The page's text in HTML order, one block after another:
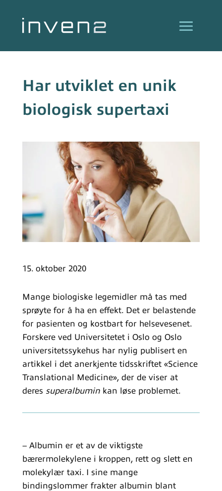
Har utviklet en unik
biologisk supertaxi
15. oktober 2020
Mange biologiske legemidler må tas med
sprøyte for å ha en effekt. Det er belastende
for pasienten og kostbart for helsevesenet.
Forskere ved Universitetet i Oslo og Oslo
universitetssykehus har nylig publisert en
artikkel i det anerkjente tidsskriftet «Science
Translational Medicine», der de viser at
deres superalbumin kan løse problemet.
– Albumin er et av de viktigste
bærermolekylene i kroppen, rett og slett en
molekylær taxi. I sine mange
bindingslommer frakter albumin blant